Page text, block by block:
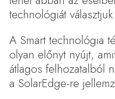
technológiát választjuk.
A Smart technológia
olyan előnyt nyújt,
átlagos felhozatalból
a SolarEdge-re